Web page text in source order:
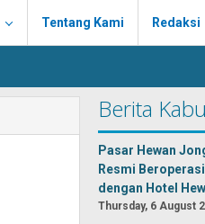
Tentang Kami Redaksi
Berita
Pasar Hewan
Resmi
dengan Hotel
Thursday, 6 August